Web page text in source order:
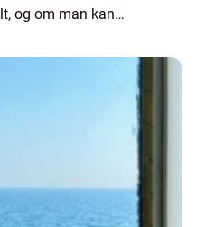
og om man kan
hvad man eller...